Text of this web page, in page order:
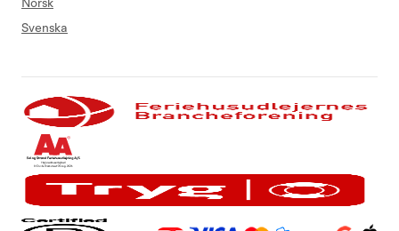
Norsk
Svenska